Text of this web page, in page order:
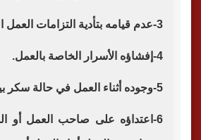
3-عدم قيامه بتأدية التزامات العمل الجوهرية.
4-إفشاؤه الأسرار الخاصة بالعمل.
5-وجوده أثناء العمل في حالة سكر بين أو متأثرا بما تعاطاه من مادة مخدرة.
6-اعتداؤه على صاحب العمل أو